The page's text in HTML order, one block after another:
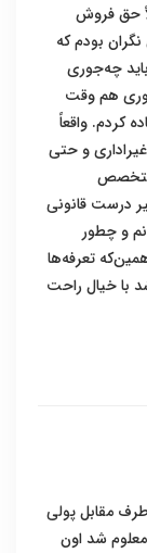
حق فروش
بودم که
چه‌جوری
هم وقت
کردم. واقعاً
و حتی
متخصص
درست قانونی
و چطور
تعرفه‌ها
با خیال راحت
مقابل پولی
معلوم شد اون